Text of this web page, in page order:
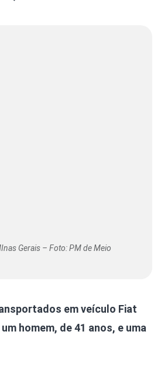
Gerais – Foto: PM de Meio
em veículo Fiat
homem, de 41 anos, e uma